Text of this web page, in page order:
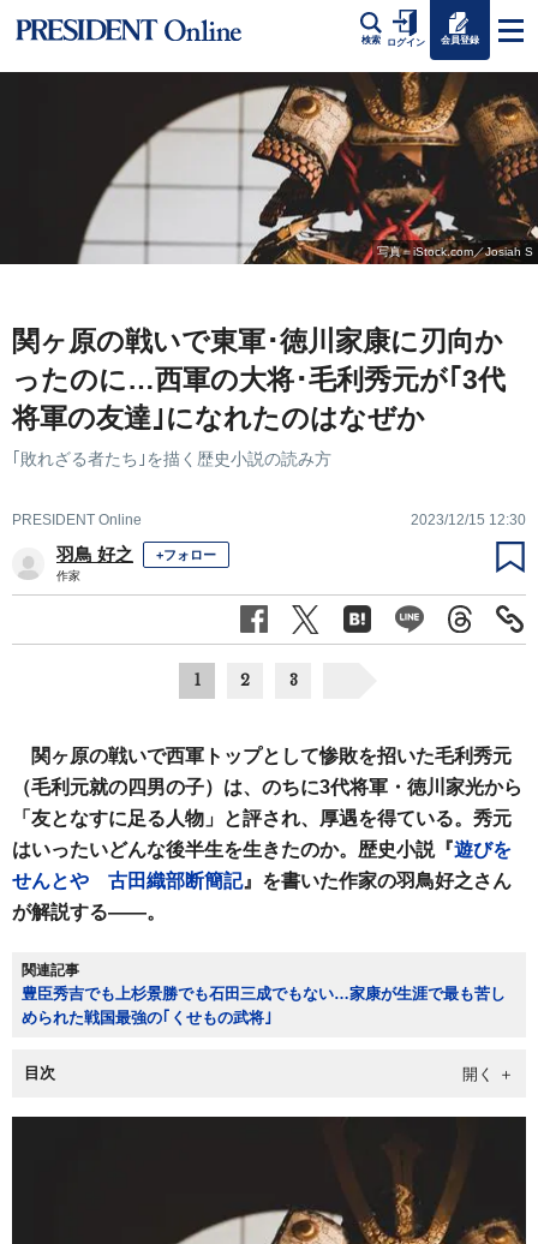
検索 ログイン 会員登録
写真＝iStock.com／Josiah S
関ヶ原の戦いで東軍･徳川家康に刃向か
ったのに…西軍の大将･毛利秀元が｢3代
将軍の友達｣になれたのはなぜか
｢敗れざる者たち｣を描く歴史小説の読み方
PRESIDENT Online 2023/12/15 12:30
羽鳥 好之 +フォロー
作家
1 2 3
関ヶ原の戦いで西軍トップとして惨敗を招いた毛利秀元
（毛利元就の四男の子）は、のちに3代将軍・徳川家光から
「友となすに足る人物」と評され、厚遇を得ている。秀元
はいったいどんな後半生を生きたのか。歴史小説『遊びを
せんとや 古田織部断簡記』を書いた作家の羽鳥好之さん
が解説する――。
関連記事
豊臣秀吉でも上杉景勝でも石田三成でもない…家康が生涯で最も苦し
められた戦国最強の｢くせもの武将｣
目次